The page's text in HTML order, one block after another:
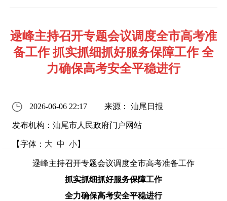
逯峰主持召开专题会议调度全市高考准
备工作 抓实抓细抓好服务保障工作 全
力确保高考安全平稳进行
2026-06-06 22:17 来源： 汕尾日报
发布机构：汕尾市人民政府门户网站
【字体： 大 中 小】
逯峰主持召开专题会议调度全市高考准备工作
抓实抓细抓好服务保障工作
全力确保高考安全平稳进行